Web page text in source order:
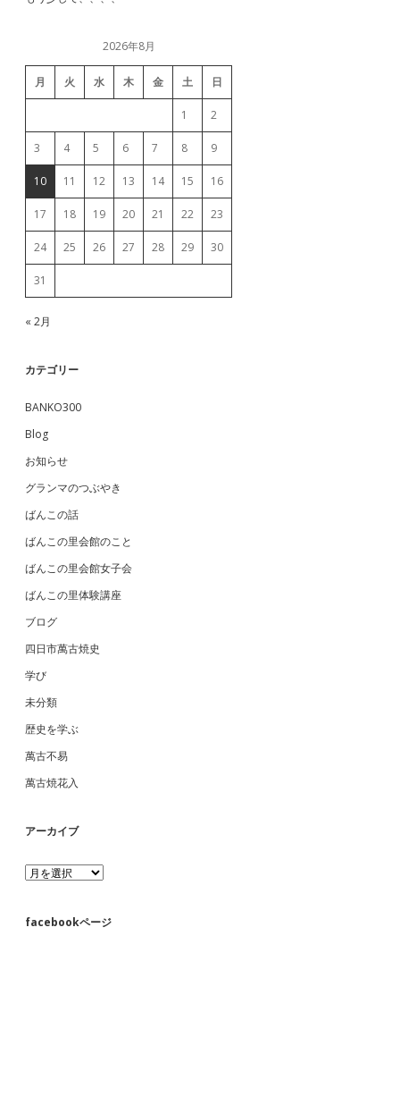
2026年8月
月 火 水 木 金 土 日
1 2
3 4 5 6 7 8 9
10 11 12 13 14 15 16
17 18 19 20 21 22 23
24 25 26 27 28 29 30
31
« 2月
カテゴリー
BANKO300
Blog
お知らせ
グランマのつぶやき
ばんこの話
ばんこの里会館のこと
ばんこの里会館女子会
ばんこの里体験講座
ブログ
四日市萬古焼史
学び
未分類
歴史を学ぶ
萬古不易
萬古焼花入
アーカイブ
ア
ー
イ
facebookページ